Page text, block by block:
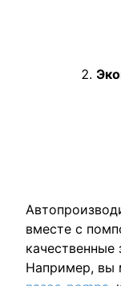
вместе с
качественные
Например, вы